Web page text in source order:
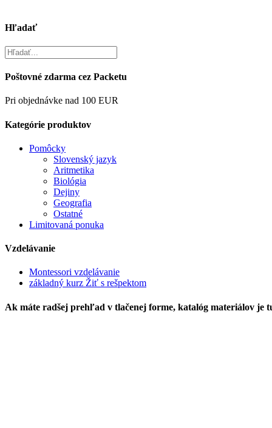
Hľadať
Poštovné zdarma cez Packetu
Pri objednávke nad 100 EUR
Kategórie produktov
Pomôcky
Slovenský jazyk
Aritmetika
Biológia
Dejiny
Geografia
Ostatné
Limitovaná ponuka
Vzdelávanie
Montessori vzdelávanie
základný kurz Žiť s rešpektom
Ak máte radšej prehľad v tlačenej forme, katalóg materiálov je